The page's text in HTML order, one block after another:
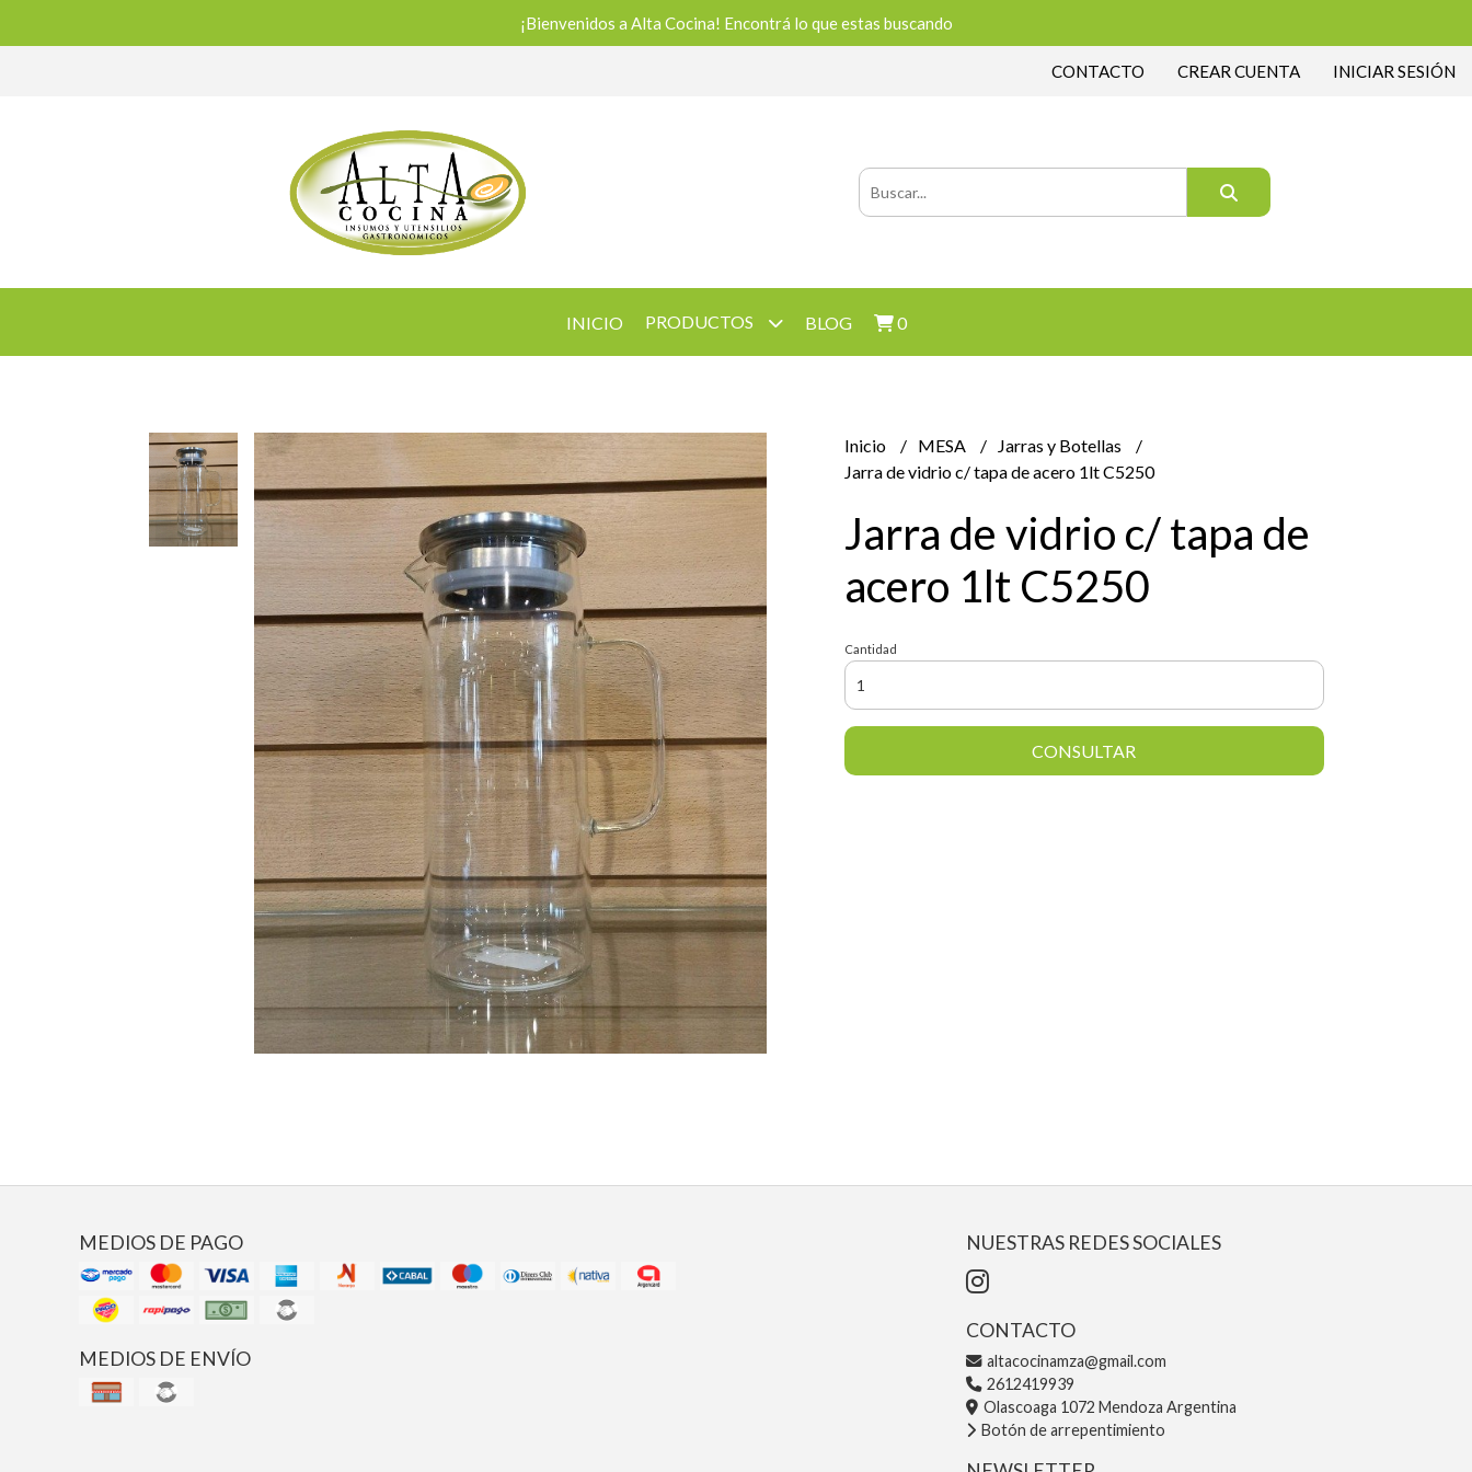
¡Bienvenidos a Alta Cocina! Encontrá lo que estas buscando
CONTACTO CREAR CUENTA INICIAR SESIÓN
INICIO PRODUCTOS BLOG 0
Inicio MESA
Jarras y Botellas
Jarra de vidrio c/ tapa de acero 1lt C5250
Jarra de vidrio c/ tapa de
acero 1lt C5250
Cantidad
CONSULTAR
MEDIOS DE PAGO
MEDIOS DE ENVÍO
NUESTRAS REDES SOCIALES
CONTACTO
altacocinamza@gmail.com
2612419939
Olascoaga 1072 Mendoza Argentina
Botón de arrepentimiento